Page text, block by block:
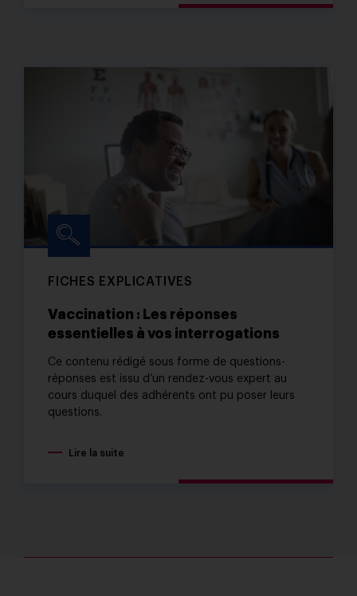
FICHES EXPLICATIVES
Vaccination : Les réponses
essentielles à vos interrogations
Ce contenu rédigé sous forme de questions-
réponses est issu d’un rendez-vous expert au
cours duquel des adhérents ont pu poser leurs
questions.
Lire la suite